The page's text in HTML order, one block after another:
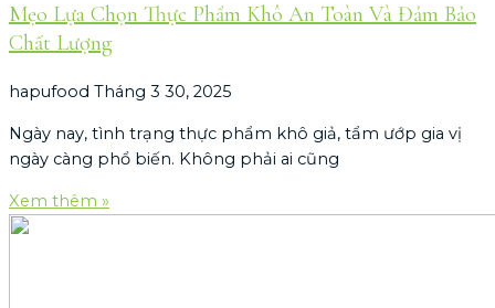
Mẹo Lựa Chọn Thực Phẩm Khô An Toàn Và Đảm Bảo
Chất Lượng
hapufood Tháng 3 30, 2025
Ngày nay, tình trạng thực phẩm khô giả, tẩm ướp gia vị
ngày càng phổ biến. Không phải ai cũng
Xem thêm »